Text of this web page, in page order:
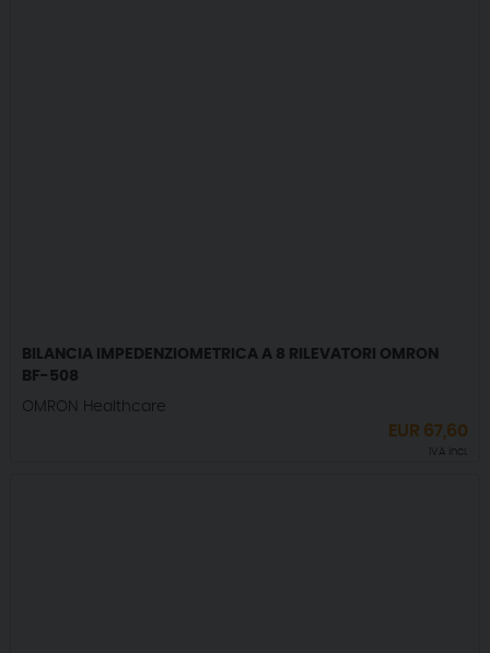
BILANCIA IMPEDENZIOMETRICA A 8 RILEVATORI OMRON
BF-508
OMRON Healthcare
EUR 67,60
IVA incl.